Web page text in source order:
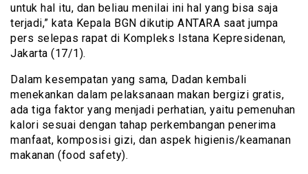
untuk hal itu, dan beliau menilai ini hal yang bisa saja
terjadi,” kata Kepala BGN dikutip ANTARA saat jumpa
pers selepas rapat di Kompleks Istana Kepresidenan,
Jakarta (17/1).
Dalam kesempatan yang sama, Dadan kembali
menekankan dalam pelaksanaan makan bergizi gratis,
ada tiga faktor yang menjadi perhatian, yaitu pemenuhan
kalori sesuai dengan tahap perkembangan penerima
manfaat, komposisi gizi, dan aspek higienis/keamanan
makanan (food safety).